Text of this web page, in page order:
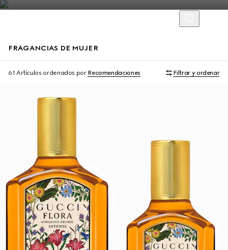
FRAGANCIAS DE MUJER
61 Artículos ordenados por Recomendaciones Filtrar y ordenar
Novedad Exclusivo En Línea